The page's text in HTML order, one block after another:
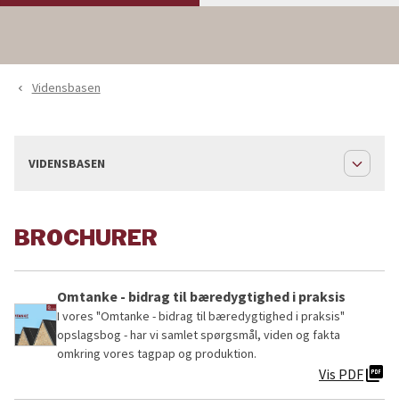
navigate_before Vidensbasen
VIDENSBASEN expand_less
BROCHURER
Omtanke - bidrag til bæredygtighed i praksis
I vores "Omtanke - bidrag til bæredygtighed i praksis"
opslagsbog - har vi samlet spørgsmål, viden og fakta
omkring vores tagpap og produktion.
Vis PDFpicture_as_pdf